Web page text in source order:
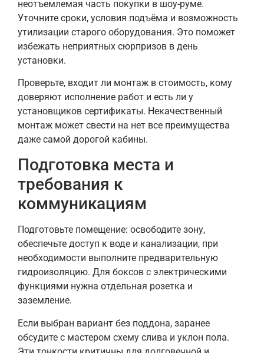
неотъемлемая часть покупки в шоу-руме.
Уточните сроки, условия подъёма и возможность
утилизации старого оборудования. Это поможет
избежать неприятных сюрпризов в день
установки.
Проверьте, входит ли монтаж в стоимость, кому
доверяют исполнение работ и есть ли у
установщиков сертификаты. Некачественный
монтаж может свести на нет все преимущества
даже самой дорогой кабины.
Подготовка места и
требования к
коммуникациям
Подготовьте помещение: освободите зону,
обеспечьте доступ к воде и канализации, при
необходимости выполните предварительную
гидроизоляцию. Для боксов с электрическими
функциями нужна отдельная розетка и
заземление.
Если выбран вариант без поддона, заранее
обсудите с мастером схему слива и уклон пола.